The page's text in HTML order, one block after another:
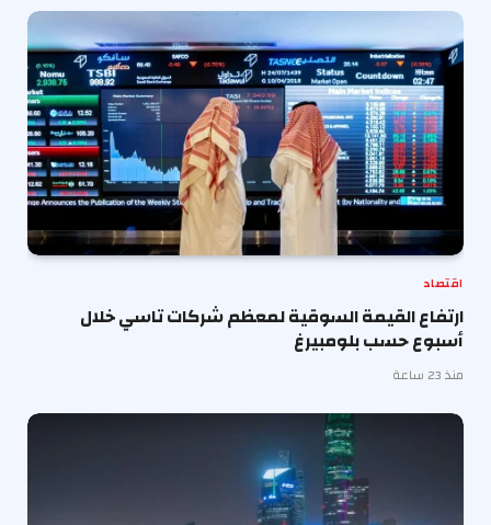
اقتصاد
ارتفاع القيمة السوقية لمعظم شركات تاسي خلال
أسبوع حسب بلومبيرغ
منذ 23 ساعة